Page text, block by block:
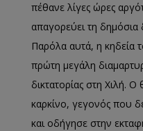
πέθανε λίγες ώρες
απαγορεύει τη δημόσια
Παρόλα αυτά, η κηδεία
πρώτη μεγάλη
δικτατορίας στη Χιλή.
καρκίνο, γεγονός που
και οδήγησε στην